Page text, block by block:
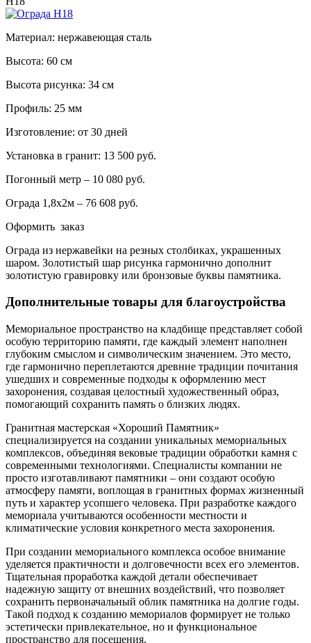
Материал: нержавеющая сталь
Высота: 60 см
Высота рисунка: 34 см
Профиль: 25 мм
Изготовление: от 30 дней
Установка в гранит: 13 500 руб.
Погонный метр – 10 080 руб.
Ограда 1,8х2м – 76 608 руб.
Оформить заказ
Ограда из нержавейки на резных столбиках, украшенных
шаром. Золотистый шар рисунка гармонично дополнит
золотистую гравировку или бронзовые буквы памятника.
Дополнительные товары для благоустройства
Мемориальное пространство на кладбище представляет собой
особую территорию памяти, где каждый элемент наполнен
глубоким смыслом и символическим значением. Это место,
где гармонично переплетаются древние традиции почитания
ушедших и современные подходы к оформлению мест
захоронения, создавая целостный художественный образ,
помогающий сохранить память о близких людях.
Гранитная мастерская «Хороший Памятник»
специализируется на создании уникальных мемориальных
комплексов, объединяя вековые традиции обработки камня с
современными технологиями. Специалисты компании не
просто изготавливают памятники – они создают особую
атмосферу памяти, воплощая в гранитных формах жизненный
путь и характер усопшего человека. При разработке каждого
мемориала учитываются особенности местности и
климатические условия конкретного места захоронения.
При создании мемориального комплекса особое внимание
уделяется практичности и долговечности всех его элементов.
Тщательная проработка каждой детали обеспечивает
надежную защиту от внешних воздействий, что позволяет
сохранить первоначальный облик памятника на долгие годы.
Такой подход к созданию мемориалов формирует не только
эстетически привлекательное, но и функциональное
пространство для посещения.